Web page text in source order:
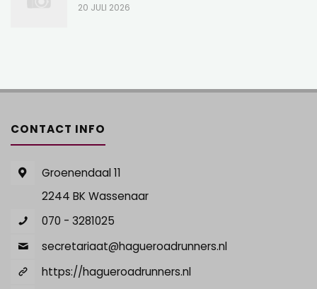
20 JULI 2026
CONTACT INFO
Groenendaal 11
2244 BK Wassenaar
070 - 3281025
secretariaat@hagueroadrunners.nl
https://hagueroadrunners.nl